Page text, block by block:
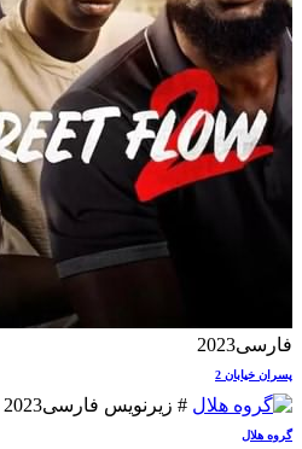
فارسی2023
پسران خیابان 2
# زیرنویس فارسی2023
گروه هلال